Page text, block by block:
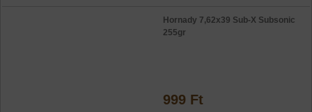
Hornady 7,62x39 Sub-X Subsonic
255gr
999 Ft